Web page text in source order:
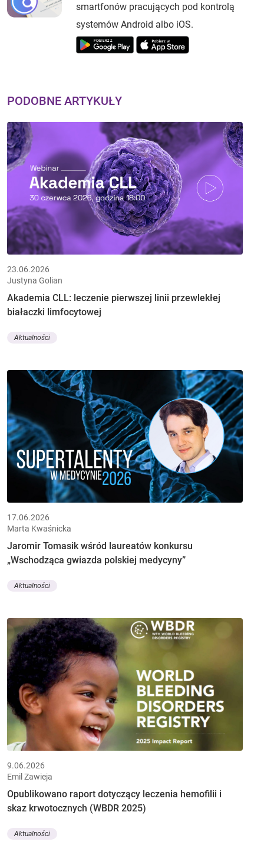
smartfonów pracujących pod kontrolą
systemów Android albo iOS.
PODOBNE ARTYKUŁY
23.06.2026
Justyna Golian
Akademia CLL: leczenie pierwszej linii przewlekłej
białaczki limfocytowej
Aktualności
17.06.2026
Marta Kwaśnicka
Jaromir Tomasik wśród laureatów konkursu
„Wschodząca gwiazda polskiej medycyny”
Aktualności
9.06.2026
Emil Zawieja
Opublikowano raport dotyczący leczenia hemofilii i
skaz krwotocznych (WBDR 2025)
Aktualności